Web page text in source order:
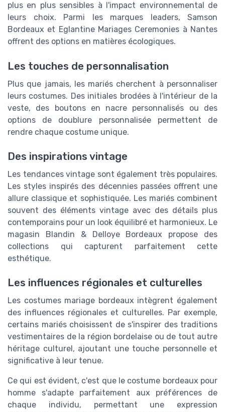
plus en plus sensibles à l'impact environnemental de
leurs choix. Parmi les marques leaders, Samson
Bordeaux et Eglantine Mariages Ceremonies à Nantes
offrent des options en matières écologiques.
Les touches de personnalisation
Plus que jamais, les mariés cherchent à personnaliser
leurs costumes. Des initiales brodées à l'intérieur de la
veste, des boutons en nacre personnalisés ou des
options de doublure personnalisée permettent de
rendre chaque costume unique.
Des inspirations vintage
Les tendances vintage sont également très populaires.
Les styles inspirés des décennies passées offrent une
allure classique et sophistiquée. Les mariés combinent
souvent des éléments vintage avec des détails plus
contemporains pour un look équilibré et harmonieux. Le
magasin Blandin & Delloye Bordeaux propose des
collections qui capturent parfaitement cette
esthétique.
Les influences régionales et culturelles
Les costumes mariage bordeaux intègrent également
des influences régionales et culturelles. Par exemple,
certains mariés choisissent de s'inspirer des traditions
vestimentaires de la région bordelaise ou de tout autre
héritage culturel, ajoutant une touche personnelle et
significative à leur tenue.
Ce qui est évident, c'est que le costume bordeaux pour
homme s'adapte parfaitement aux préférences de
chaque individu, permettant une expression